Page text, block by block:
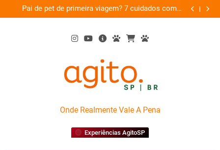
to
Pai de pet de primeira viagem? 7 cuidados com o
novo membro da família
AgitoSP
Onde Realmente Vale A Pena
Experiências AgitoSP